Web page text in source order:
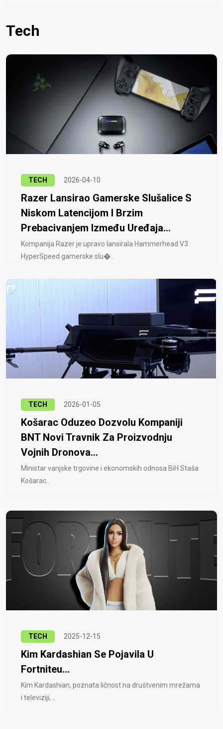
Tech
TECH 2026-04-10
Razer Lansirao Gamerske Slušalice S
Niskom Latencijom I Brzim
Prebacivanjem Između Uređaja...
Kompanija Razer je upravo lansirala Hammerhead V3
HyperSpeed ​​gamerske slu�..
TECH 2026-01-05
Košarac Oduzeo Dozvolu Kompaniji
BNT Novi Travnik Za Proizvodnju
Vojnih Dronova...
Ministar vanjske trgovine i ekonomskih odnosa BiH Staša
Košarac..
TECH 2025-12-15
Kim Kardashian Se Pojavila U
Fortniteu...
Kim Kardashian, poznata ličnost na društvenim mrežama
i televiziji, ..